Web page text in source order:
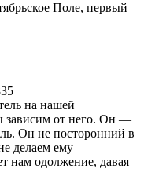
Поле, первый
на нашей
зависим от него. Он —
Он не посторонний в
делаем ему
нам одолжение, давая